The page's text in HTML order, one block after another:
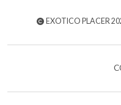
EXOTICO PLACER